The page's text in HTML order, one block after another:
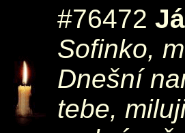
#76472 Já
Sofinko,
Dnešní
tebe,